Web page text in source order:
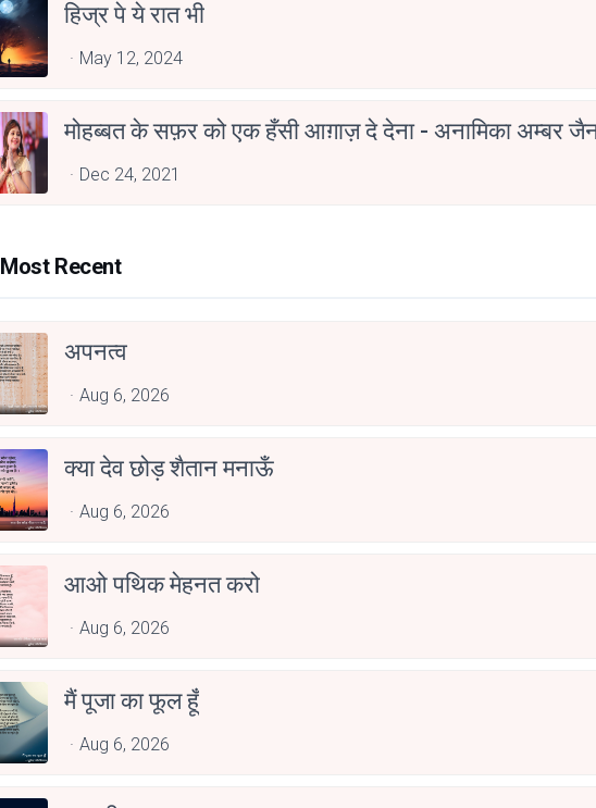
हिज्र पे ये रात भी
May 12, 2024
मोहब्बत के सफ़र को एक हँसी आग़ाज़ दे देना - अनामिका अम्बर
Dec 24, 2021
Most Recent
अपनत्व
Aug 6, 2026
क्या देव छोड़ शैतान मनाऊँ
Aug 6, 2026
आओ पथिक मेहनत करो
Aug 6, 2026
मैं पूजा का फूल हूँ
Aug 6, 2026